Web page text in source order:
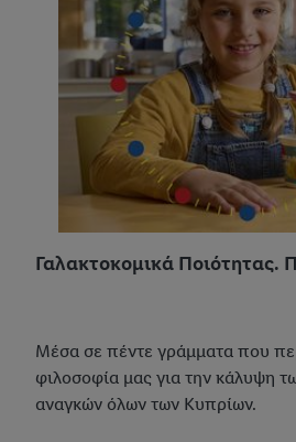
Γαλακτοκομικά Ποιότητας.
Μέσα σε πέντε γράμματα που
φιλοσοφία μας για την κάλυψη
αναγκών όλων των Κυπρίων.